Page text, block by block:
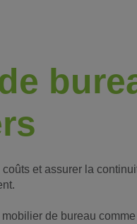
et assurer la
de bureau comme